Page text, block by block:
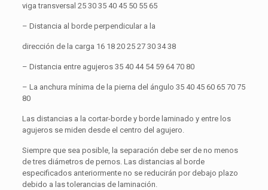
viga transversal 25 30 35 40 45 50 55 65
– Distancia al borde perpendicular a la
dirección de la carga 16 18 20 25 27 30 34 38
– Distancia entre agujeros 35 40 44 54 59 64 70 80
– La anchura mínima de la pierna del ángulo 35 40 45 60 65 70 75
80
Las distancias a la cortar-borde y borde laminado y entre los
agujeros se miden desde el centro del agujero.
Siempre que sea posible, la separación debe ser de no menos
de tres diámetros de pernos. Las distancias al borde
especificados anteriormente no se reducirán por debajo plazo
debido a las tolerancias de laminación.